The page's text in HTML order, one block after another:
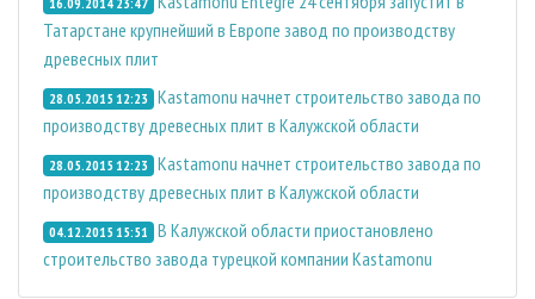
Татарстане крупнейший в Европе завод по производству
древесных плит
28.05.2015 12:23 Kastamonu начнет строительство завода по
производству древесных плит в Калужской области
28.05.2015 12:23 Kastamonu начнет строительство завода по
производству древесных плит в Калужской области
04.12.2015 15:51 В Калужской области приостановлено
строительство завода турецкой компании Kastamonu